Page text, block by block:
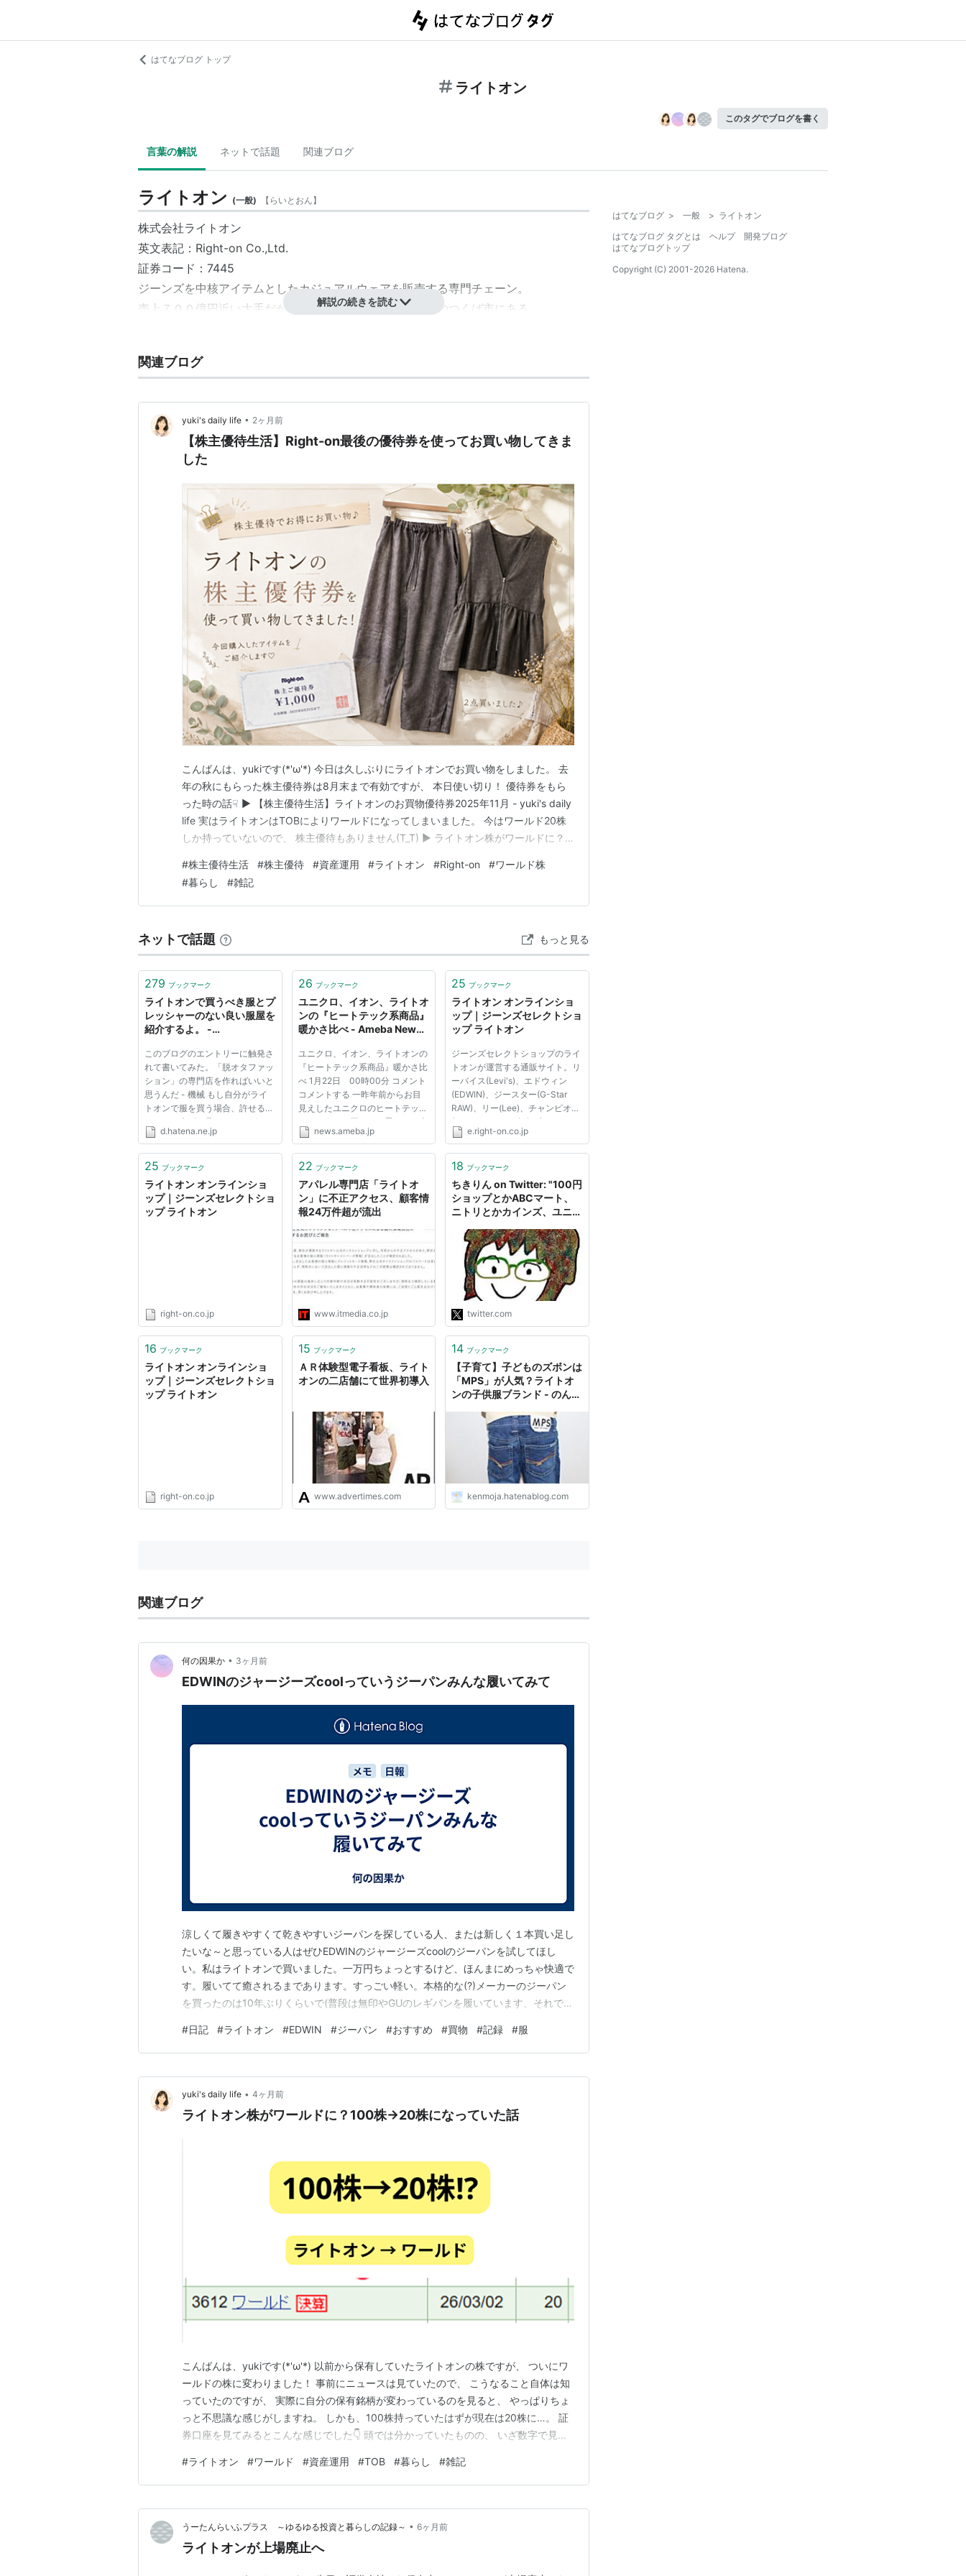
はてなブログ トップ
ライトオン
このタグでブログを書く
言葉の解説 ネットで話題 関連ブログ
ライトオン (一般) 【 らいとおん】
株式会社ライトオン
英文表記：Right-on Co.,Ltd.
証券コード：7445
ジーンズを中核アイテムとしたカジュアルウェアを販売する専門チェーン。
売上７００億円近い大手だが、実は本社は陸の孤島、茨城のつくば市にある。
イメージキャラクター
岡田准一（V6）
田中美保
佐藤隆太
溝端淳平
水嶋ヒロ
長谷川潤
平野由実
解説の続きを読む
関連ブログ
yuki's daily life • 2ヶ月前
【株主優待生活】Right-on最後の優待券を使ってお買い物してきま
した
こんばんは、yukiです(*'ω'*) 今日は久しぶりにライトオンでお買い物をしました。 去
年の秋にもらった株主優待券は8月末まで有効ですが、 本日使い切り！ 優待券をもら
った時の話☟ ▶ 【株主優待生活】ライトオンのお買物優待券2025年11月 - yuki's daily
life 実はライトオンはTOBによりワールドになってしまいました。 今はワールド20株
しか持っていないので、 株主優待もありません(T_T) ▶ ライトオン株がワールドに？
て 衣類分野として保有していたライトオン…
#株主優待生活 #株主優待 #資産運用 #ライトオン #Right-on #ワールド株
#暮らし #雑記
ネットで話題 もっと見る
279 ブックマーク
ライトオンで買うべき服とプ
レッシャーのない良い服屋を
紹介するよ。 -
このブログのエントリーに触発さ
れて書いてみた。「脱オタファッ
ション」の専門店を作ればいいと
思うんだ - 機械 もし自分がライ
トオンで服を買う場合、許せるア
イテムを上げて見ると、 □ボトム
リーバイス501、505、517まず
もイイかも。あと（扱ってる店が
デ...
d.hatena.ne.jp
26 ブックマーク
ユニクロ、イオン、ライトオ
ンの『ヒートテック系商品』
暖かさ比べ - Ameba News
ユニクロ、イオン、ライトオンの
『ヒートテック系商品』暖かさ比
べ 1月22日 00時00分 コメント
コメントする 一昨年前からお目
見えしたユニクロのヒートテッ
ク。しかし、買おうと思ったら売
り切れ！ 今年はリベンジ！ と
もヒートなんちゃらがいろいろと
う...
news.ameba.jp
25 ブックマーク
ライトオン オンラインショ
ップ｜ジーンズセレクトショ
ップ ライトオン
ジーンズセレクトショップのライ
トオンが運営する通販サイト。リ
ーバイス(Levi's)、エドウィン
(EDWIN)、ジースター(G-Star
RAW)、リー(Lee)、チャンピオン
(Champion)など有名ブランド
や、ライトオンオリジナルの
ンドを多数取り揃えています。専
気に入りのアイテ...
e.right-on.co.jp
25 ブックマーク
ライトオン オンラインショ
ップ｜ジーンズセレクトショ
ップ ライトオン
right-on.co.jp
22 ブックマーク
アパレル専門店「ライトオ
ン」に不正アクセス、顧客情
報24万件超が流出
www.itmedia.co.jp
18 ブックマーク
ちきりん on Twitter: "100円
ショップとかABCマート、
ニトリとかカインズ、ユニク
あたりがまとめて入ってるシ
ョッピングセンターを、あた
しは密かに「デフレの館」っ
て呼んでる。"
twitter.com
16 ブックマーク
ライトオン オンラインショ
ップ｜ジーンズセレクトショ
ップ ライトオン
right-on.co.jp
15 ブックマーク
ＡＲ体験型電子看板、ライト
オンの二店舗にて世界初導入
www.advertimes.com
14 ブックマーク
【子育て】子どものズボンは
「MPS」が人気？ライトオ
ンの子供服ブランド - のんび
kenmoja.hatenablog.com
関連ブログ
何の因果か • 3ヶ月前
EDWINのジャージーズcoolっていうジーパンみんな履いてみて
涼しくて履きやすくて乾きやすいジーパンを探している人、または新しく１本買い足し
たいな～と思っている人はぜひEDWINのジャージーズcoolのジーパンを試してほし
い。私はライトオンで買いました。一万円ちょっとするけど、ほんまにめっちゃ快適で
す。履いてて癒されるまであります。すっごい軽い。本格的な(?)メーカーのジーパン
を買ったのは10年ぶりくらいで(普段は無印やGUのレギパンを履いています、それでも
ので、広告みたいなブログを書いています。 私が買ったものは綿67％ナイロン29％ポ
リウレタン4％のスリムストレートで、形は…
#日記 #ライトオン #EDWIN #ジーパン #おすすめ #買物 #記録 #服
yuki's daily life • 4ヶ月前
ライトオン株がワールドに？100株→20株になっていた話
こんばんは、yukiです(*'ω'*) 以前から保有していたライトオンの株ですが、 ついにワ
ールドの株に変わりました！ 事前にニュースは見ていたので、 こうなること自体は知
っていたのですが、 実際に自分の保有銘柄が変わっているのを見ると、 やっぱりちょ
っと不思議な感じがしますね。 しかも、100株持っていたはずが現在は20株に…。 証
券口座を見てみるとこんな感じでした👇 頭では分かっていたものの、 いざ数字で見る
っこう好きなので ちょっとラッキーかもって思っていましたが 20株だと株主優待はな
いのです(;´Д｀…
#ライトオン #ワールド #資産運用 #TOB #暮らし #雑記
うーたんらいふプラス ～ゆるゆる投資と暮らしの記録～ • 6ヶ月前
ライトオンが上場廃止へ
はてなブログ > 一般 > ライトオン
はてなブログ タグとは
ヘルプ
開発ブログ
はてなブログトップ
Copyright (C) 2001-2026 Hatena.